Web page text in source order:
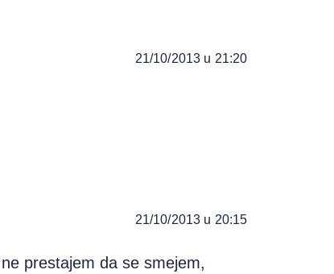
21/10/2013 u 21:20
21/10/2013 u 20:15
prestajem da se smejem,